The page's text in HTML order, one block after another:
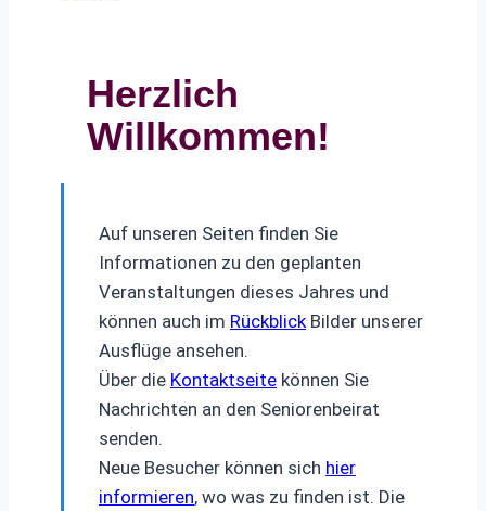
Herzlich
Willkommen!
Auf unseren Seiten finden Sie
Informationen zu den geplanten
Veranstaltungen dieses Jahres und
können auch im RückblickBilder unserer
Ausflüge ansehen.
Über die Kontaktseite können Sie
Nachrichten an den Seniorenbeirat
senden.
Neue Besucher können sich hier
informieren, wo was zu finden ist. Die